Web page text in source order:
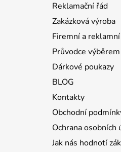
Reklamační řád
Zakázková výroba
Firemní a
Průvodce
Dárkové poukazy
BLOG
Kontakty
Obchodní
Ochrana osobních
Jak nás hodnotí